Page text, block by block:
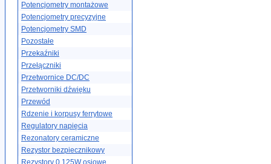
Potencjometry montażowe
Potencjometry precyzyjne
Potencjometry SMD
Pozostałe
Przekaźniki
Przełączniki
Przetwornice DC/DC
Przetworniki dźwięku
Przewód
Rdzenie i korpusy ferrytowe
Regulatory napięcia
Rezonatory ceramiczne
Rezystor bezpiecznikowy
Rezystory 0.125W osiowe